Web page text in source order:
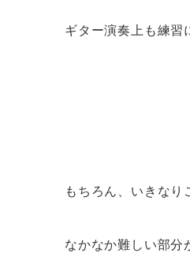
ギター演奏上も練習
もちろん、いきなり
なかなか難しい部分